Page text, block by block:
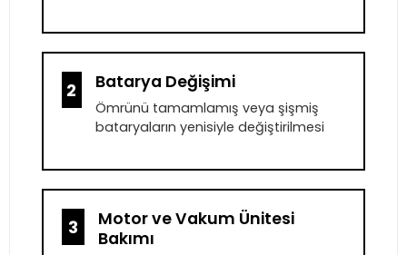
2 Batarya Değişimi
Ömrünü tamamlamış veya şişmiş
bataryaların yenisiyle değiştirilmesi
3
Motor ve Vakum Ünitesi
Bakımı